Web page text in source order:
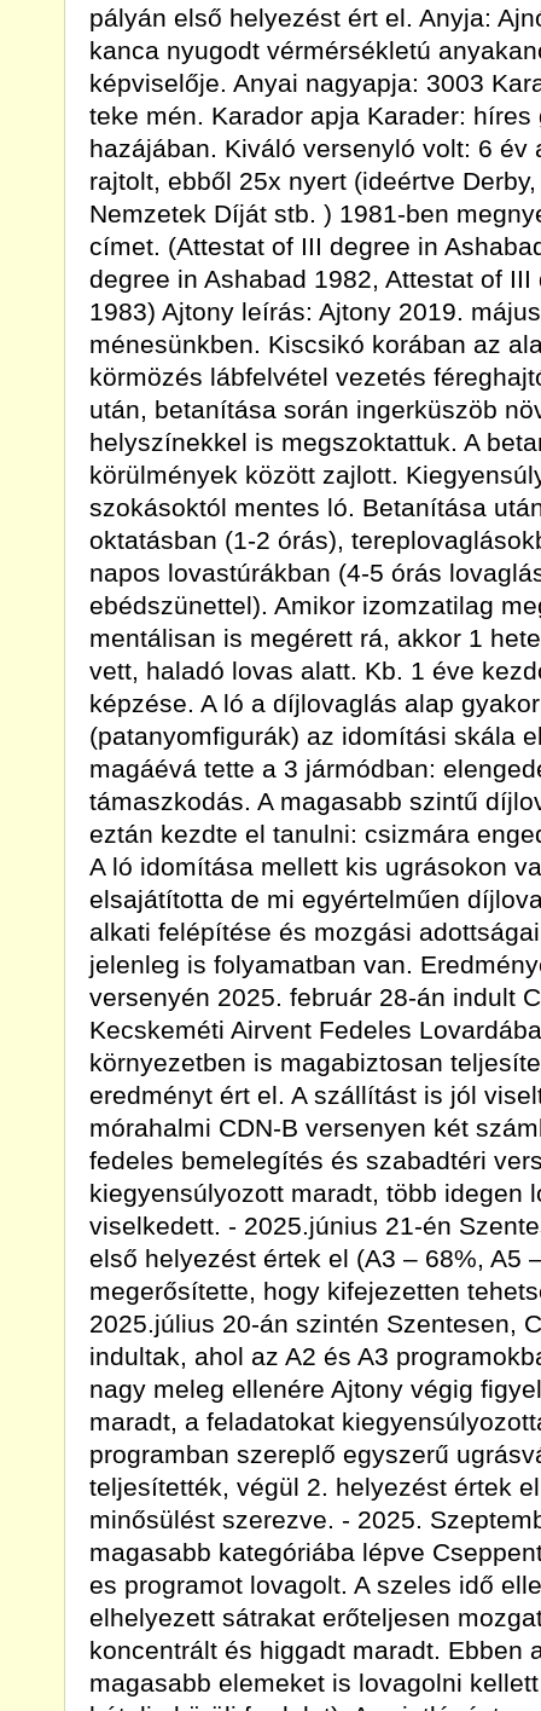
pályán első helyezést ért el. Anyja:
kanca nyugodt vérmérsékletú
képviselője. Anyai nagyapja: 3003
teke mén. Karador apja Karader: híres
hazájában. Kiváló versenyló volt: 6 év
rajtolt, ebből 25x nyert (ideértve
Nemzetek Díját stb. ) 1981-ben
címet. (Attestat of III degree in
degree in Ashabad 1982, Attestat of
1983) Ajtony leírás: Ajtony 2019.
ménesünkben. Kiscsikó korában az
körmözés lábfelvétel vezetés
után, betanítása során ingerküszöb
helyszínekkel is megszoktattuk. A
körülmények között zajlott.
szokásoktól mentes ló. Betanítása
oktatásban (1-2 órás),
napos lovastúrákban (4-5 órás
ebédszünettel). Amikor izomzatilag
mentálisan is megérett rá, akkor 1
vett, haladó lovas alatt. Kb. 1 éve
képzése. A ló a díjlovaglás alap
(patanyomfigurák) az idomítási skála
magáévá tette a 3 jármódban:
támaszkodás. A magasabb szintű
eztán kezdte el tanulni: csizmára
A ló idomítása mellett kis ugrásokon
elsajátította de mi egyértelműen
alkati felépítése és mozgási
jelenleg is folyamatban van.
versenyén 2025. február 28-án indult
Kecskeméti Airvent Fedeles
környezetben is magabiztosan
eredményt ért el. A szállítást is jól
mórahalmi CDN-B versenyen két
fedeles bemelegítés és szabadtéri
kiegyensúlyozott maradt, több idegen
viselkedett. - 2025.június 21-én
első helyezést értek el (A3 – 68%, A5
megerősítette, hogy kifejezetten
2025.július 20-án szintén Szentesen,
indultak, ahol az A2 és A3
nagy meleg ellenére Ajtony végig
maradt, a feladatokat
programban szereplő egyszerű
teljesítették, végül 2. helyezést értek
minősülést szerezve. - 2025.
magasabb kategóriába lépve
es programot lovagolt. A szeles idő
elhelyezett sátrakat erőteljesen
koncentrált és higgadt maradt. Ebben
magasabb elemeket is lovagolni